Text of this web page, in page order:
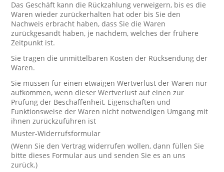
Das Geschäft kann die Rückzahlung verweigern, bis es die
Waren wieder zurückerhalten hat oder bis Sie den
Nachweis erbracht haben, dass Sie die Waren
zurückgesandt haben, je nachdem, welches der frühere
Zeitpunkt ist.
Sie tragen die unmittelbaren Kosten der Rücksendung der
Waren.
Sie müssen für einen etwaigen Wertverlust der Waren nur
aufkommen, wenn dieser Wertverlust auf einen zur
Prüfung der Beschaffenheit, Eigenschaften und
Funktionsweise der Waren nicht notwendigen Umgang mit
ihnen zurückzuführen ist
Muster-Widerrufsformular
(Wenn Sie den Vertrag widerrufen wollen, dann füllen Sie
bitte dieses Formular aus und senden Sie es an uns
zurück.)